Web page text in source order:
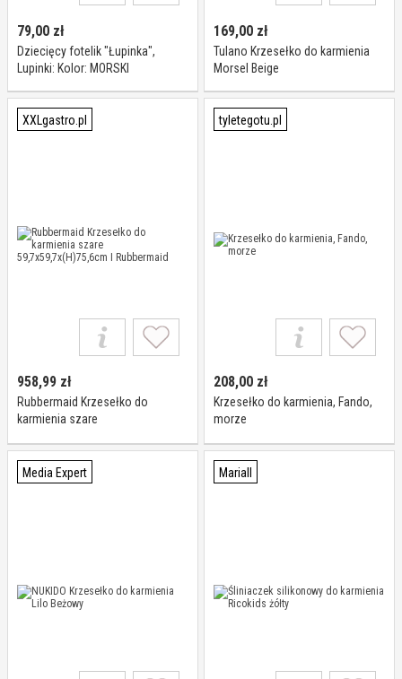
79,00 zł
Dziecięcy fotelik "Łupinka",
Lupinki: Kolor: MORSKI
169,00 zł
Tulano Krzesełko do karmienia
Morsel Beige
XXLgastro.pl
958,99 zł
Rubbermaid Krzesełko do
karmienia szare
Rubbermaid
tyletegotu.pl
208,00 zł
Krzesełko do karmienia, Fando,
morze
Media Expert Mariall